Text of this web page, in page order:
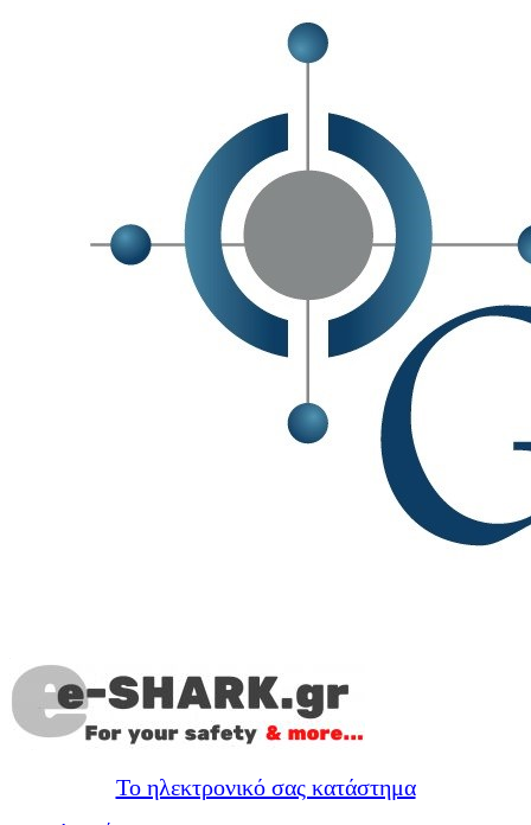
Το ηλεκτρονικό σας κατάστημα